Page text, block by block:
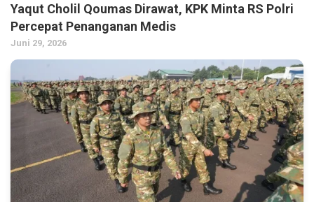
Yaqut Cholil Qoumas Dirawat, KPK Minta RS Polri
Percepat Penanganan Medis
Juni 29, 2026